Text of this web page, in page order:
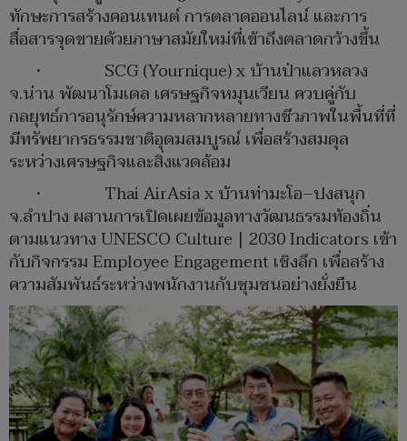
ทักษะการสร้างคอนเทนต์ การตลาดออนไลน์ และการ
สื่อสารจุดขายด้วยภาษาสมัยใหม่ที่เข้าถึงตลาดกว้างขึ้น
• SCG (Yournique) x บ้านป่าแลวหลวง
จ.น่าน พัฒนาโมเดล เศรษฐกิจหมุนเวียน ควบคู่กับ
กลยุทธ์การอนุรักษ์ความหลากหลายทางชีวภาพในพื้นที่ที่
มีทรัพยากรธรรมชาติอุดมสมบูรณ์ เพื่อสร้างสมดุล
ระหว่างเศรษฐกิจและสิ่งแวดล้อม
• Thai AirAsia x บ้านท่ามะโอ–ปงสนุก
จ.ลำปาง ผสานการเปิดเผยข้อมูลทางวัฒนธรรมท้องถิ่น
ตามแนวทาง UNESCO Culture | 2030 Indicators เข้า
กับกิจกรรม Employee Engagement เชิงลึก เพื่อสร้าง
ความสัมพันธ์ระหว่างพนักงานกับชุมชนอย่างยั่งยืน